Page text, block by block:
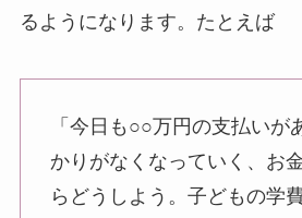
るようになります。たとえば
「今日も○○万円の支払いが
かりがなくなっていく、お
らどうしよう。子どもの学